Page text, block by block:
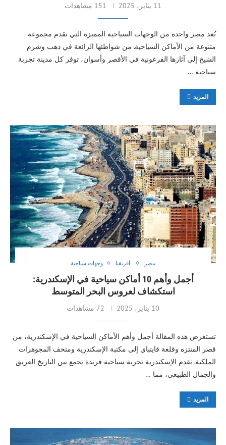
11 يناير، 2025 151 مشاهدات
تُعد مصر واحدة من الوجهات السياحية المميزة التي تقدم مجموعة
متنوعة من الأماكن السياحية. من شواطئها الرائعة في دهب وشرم
الشيخ إلى آثارها الفرعونية في الأقصر وأسوان، توفر كل مدينة تجربة
سياحية …
المزيد
مصر أفريقيا وجهات سياحية
أجمل وأهم 10 أماكن سياحية في الإسكندرية:
استكشاف لعروس البحر المتوسط
10 يناير، 2025 72 مشاهدات
تستعرض هذه المقالة أجمل وأهم الأماكن السياحية في الإسكندرية، من
قصر المنتزه وقلعة قايتباي إلى مكتبة الإسكندرية ومتحف المجوهرات
الملكية. تقدم الإسكندرية تجربة سياحية فريدة تجمع بين التاريخ العريق
والجمال الطبيعي، مما …
المزيد